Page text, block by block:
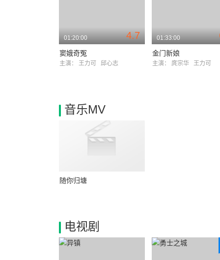
4.7
01:20:00
窦娥奇冤
主演： 王力可 邱心志
01:33:00
金门新娘
主演： 庹宗华 王力可
音乐MV
随你归塘
电视剧